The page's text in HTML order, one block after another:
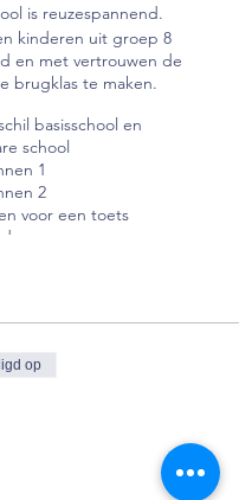
is reuzespannend.
kinderen uit groep 8
en met vertrouwen de
brugklas te maken.
basisschool en
school
1
2
voor een toets
evalueren
en het Brugklasspel
account op Maak mij wat
Huiswerkplanner t.w.v.
op